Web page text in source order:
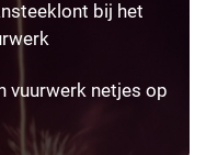
bij het
vuurwerk netjes op